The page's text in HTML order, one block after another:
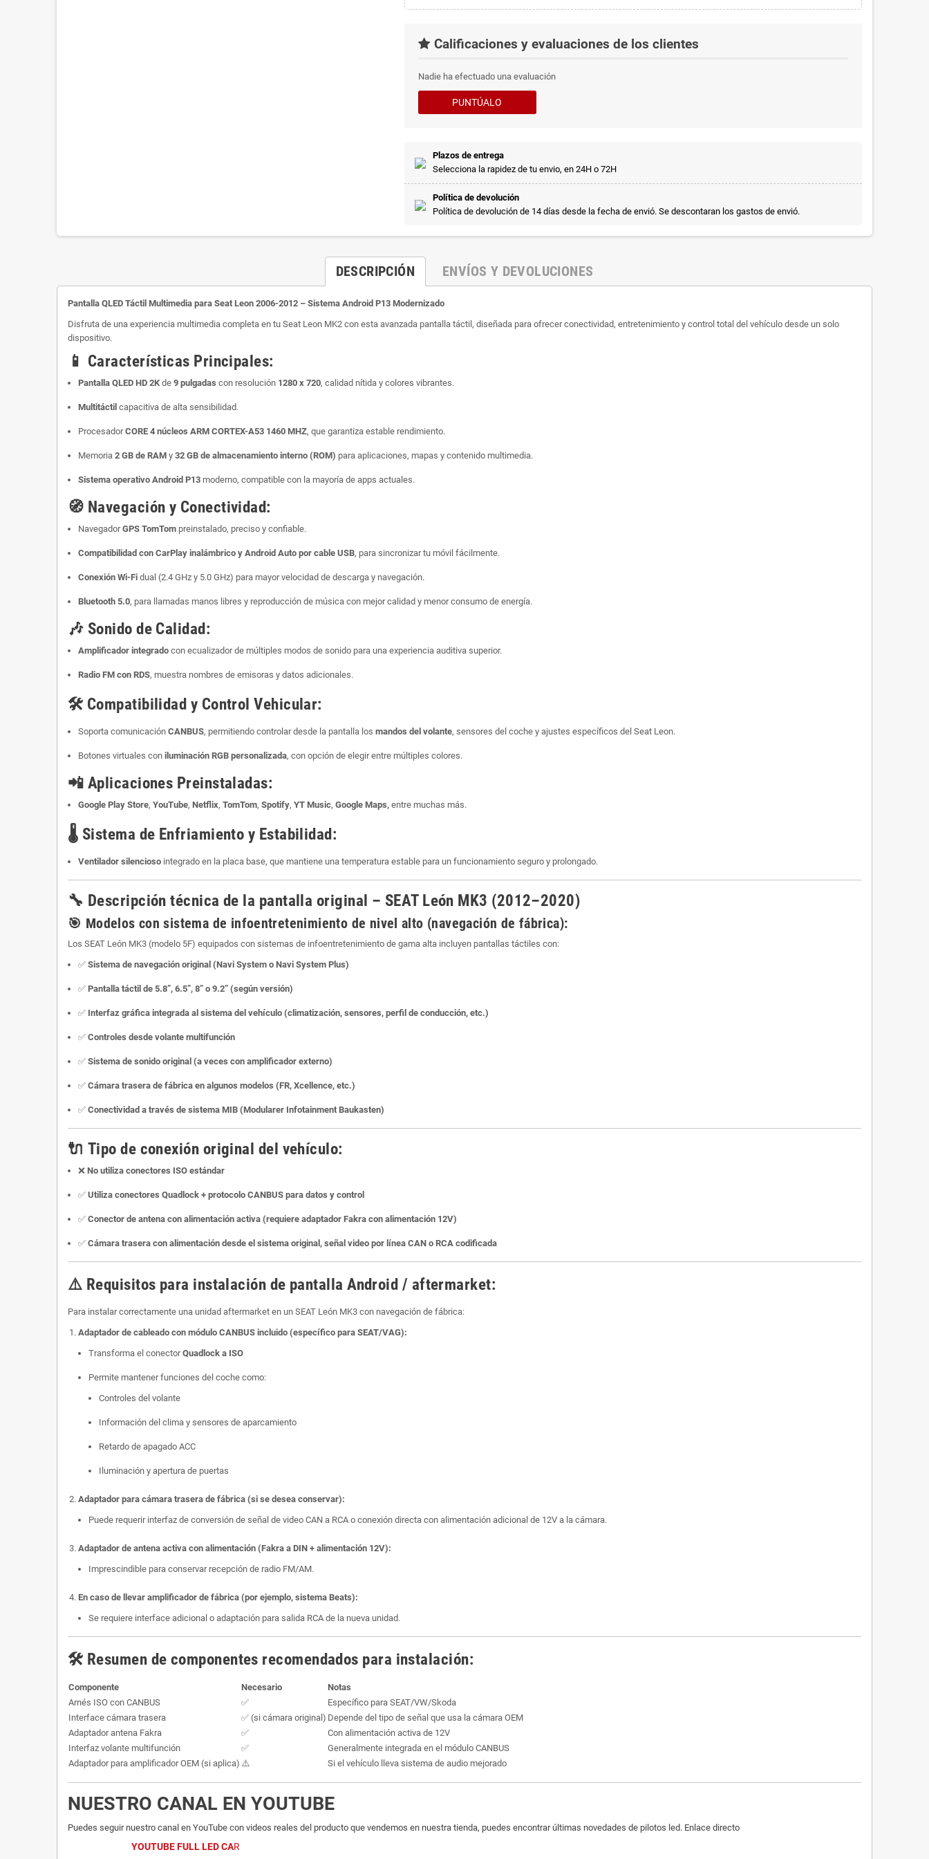
Calificaciones y evaluaciones de los clientes
Nadie ha efectuado una evaluación
PUNTÚALO
Plazos de entrega
Selecciona la rapidez de tu envio, en 24H o 72H
Política de devolución
Política de devolución de 14 días desde la fecha de envió. Se descontaran los gastos de envió.
DESCRIPCIÓN ENVÍOS Y DEVOLUCIONES
Pantalla QLED Táctil Multimedia para Seat Leon 2006-2012 – Sistema Android P13 Modernizado
Disfruta de una experiencia multimedia completa en tu Seat Leon MK2 con esta avanzada pantalla táctil, diseñada para ofrecer conectividad, entretenimiento y control total del vehículo desde un solo
dispositivo.
📱 Características Principales:
Pantalla QLED HD 2K de 9 pulgadas con resolución 1280 x 720, calidad nítida y colores vibrantes.
Multitáctil capacitiva de alta sensibilidad.
ProcesadorCORE 4 núcleos ARM CORTEX-A53 1460 MHZ, que garantiza estable rendimiento.
Memoria 2 GB de RAM y 32 GB de almacenamiento interno (ROM) para aplicaciones, mapas y contenido multimedia.
Sistema operativo Android P13 moderno, compatible con la mayoría de apps actuales.
🧭 Navegación y Conectividad:
NavegadorGPS TomTom preinstalado, preciso y confiable.
Compatibilidad con CarPlay inalámbrico y Android Auto por cable USB, para sincronizar tu móvil fácilmente.
Conexión Wi-Fi dual (2.4 GHz y 5.0 GHz) para mayor velocidad de descarga y navegación.
Bluetooth 5.0, para llamadas manos libres y reproducción de música con mejor calidad y menor consumo de energía.
🎶 Sonido de Calidad:
Amplificador integrado con ecualizador de múltiples modos de sonido para una experiencia auditiva superior.
Radio FM con RDS, muestra nombres de emisoras y datos adicionales.
🛠️ Compatibilidad y Control Vehicular:
Soporta comunicación CANBUS, permitiendo controlar desde la pantalla los mandos del volante, sensores del coche y ajustes específicos del Seat Leon.
Botones virtuales con iluminación RGB personalizada, con opción de elegir entre múltiples colores.
📲 Aplicaciones Preinstaladas:
Google Play Store, YouTube, Netflix, TomTom, Spotify, YT Music, Google Maps, entre muchas más.
🌡️ Sistema de Enfriamiento y Estabilidad:
Ventilador silencioso integrado en la placa base, que mantiene una temperatura estable para un funcionamiento seguro y prolongado.
🔧 Descripción técnica de la pantalla original – SEAT León MK3 (2012–2020)
🎯 Modelos con sistema de infoentretenimiento de nivel alto (navegación de fábrica):
Los SEAT León MK3 (modelo 5F) equipados con sistemas de infoentretenimiento de gama alta incluyen pantallas táctiles con:
✅ Sistema de navegación original (Navi System o Navi System Plus)
✅ Pantalla táctil de 5.8”, 6.5”, 8” o 9.2” (según versión)
✅ Interfaz gráfica integrada al sistema del vehículo (climatización, sensores, perfil de conducción, etc.)
✅ Controles desde volante multifunción
✅ Sistema de sonido original (a veces con amplificador externo)
✅ Cámara trasera de fábrica en algunos modelos (FR, Xcellence, etc.)
✅ Conectividad a través de sistema MIB (Modularer Infotainment Baukasten)
🔌 Tipo de conexión original del vehículo:
❌ No utiliza conectores ISO estándar
✅ Utiliza conectores Quadlock + protocolo CANBUS para datos y control
✅ Conector de antena con alimentación activa (requiere adaptador Fakra con alimentación 12V)
✅ Cámara trasera con alimentación desde el sistema original, señal video por línea CAN o RCA codificada
⚠️ Requisitos para instalación de pantalla Android / aftermarket:
Para instalar correctamente una unidad aftermarket en un SEAT León MK3 con navegación de fábrica:
Adaptador de cableado con módulo CANBUS incluido (específico para SEAT/VAG):
Transforma el conectorQuadlock a ISO
Permite mantener funciones del coche como:
Controles del volante
Información del clima y sensores de aparcamiento
Retardo de apagado ACC
Iluminación y apertura de puertas
Adaptador para cámara trasera de fábrica (si se desea conservar):
Puede requerir interfaz de conversión de señal de video CAN a RCA o conexión directa con alimentación adicional de 12V a la cámara.
Adaptador de antena activa con alimentación (Fakra a DIN + alimentación 12V):
Imprescindible para conservar recepción de radio FM/AM.
En caso de llevar amplificador de fábrica (por ejemplo, sistema Beats):
Se requiere interface adicional o adaptación para salida RCA de la nueva unidad.
🛠️ Resumen de componentes recomendados para instalación:
Componente Necesario
Notas
Arnés ISO con CANBUS
✅
Específico para SEAT/VW/Skoda
Interface cámara trasera
✅ (si cámara original) Depende del tipo de señal que usa la cámara OEM
Adaptador antena Fakra
✅
Con alimentación activa de 12V
Interfaz volante multifunción
✅
Generalmente integrada en el módulo CANBUS
Adaptador para amplificador OEM (si aplica) ⚠️ Si el vehículo lleva sistema de audio mejorado
NUESTRO CANAL EN YOUTUBE
Puedes seguir nuestro canal en YouTube con videos reales del producto que vendemos en nuestra tienda, puedes encontrar últimas novedades de pilotos led. Enlace directo
YOUTUBE FULL LED CAR